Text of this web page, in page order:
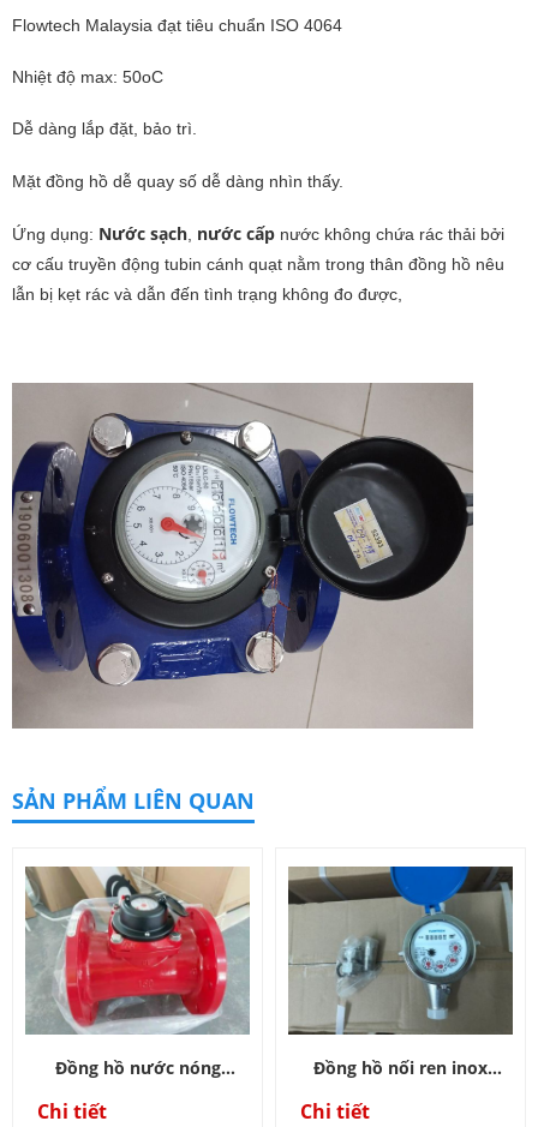
Flowtech Malaysia đạt tiêu chuẩn ISO 4064
Nhiệt độ max: 50oC
Dễ dàng lắp đặt, bảo trì.
Mặt đồng hồ dễ quay số dễ dàng nhìn thấy.
Ứng dụng: Nước sạch nước cấp nước không chứa rác thải bởi
cơ cấu truyền động tubin cánh quạt nằm trong thân đồng hồ nêu
lẫn bị kẹt rác và dẫn đến tình trạng không đo được,
SẢN PHẨM LIÊN QUAN
Đồng hồ nước nóng
Flowtech DN80
Chi tiết
Đồng hồ nối ren inox
Chi tiết